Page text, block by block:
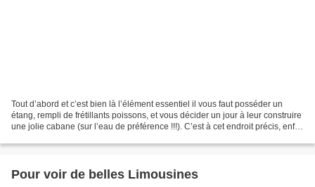
Tout d’abord et c’est bien là l’élément essentiel il vous faut posséder un
étang, rempli de frétillants poissons, et vous décider un jour à leur construire
une jolie cabane (sur l’eau de préférence !!!). C’est à cet endroit précis, enfin
Pour voir de belles Limousines